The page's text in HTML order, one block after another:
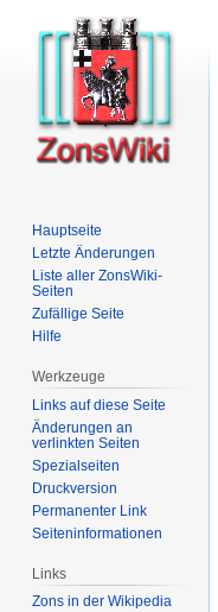
Hauptseite
Letzte Änderungen
Liste aller ZonsWiki-
Seiten
Zufällige Seite
Hilfe
Werkzeuge
Links auf diese Seite
Änderungen an
verlinkten Seiten
Spezialseiten
Druckversion
Permanenter Link
Seiten­­informationen
Links
Zons in der Wikipedia